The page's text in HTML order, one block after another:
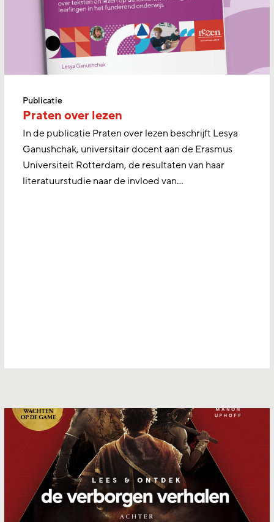
Publicatie
Praten over lezen
In de publicatie Praten over lezen beschrijft Lesya
Ganushchak, universitair docent aan de Erasmus
Universiteit Rotterdam, de resultaten van haar
literatuurstudie naar de invloed van...